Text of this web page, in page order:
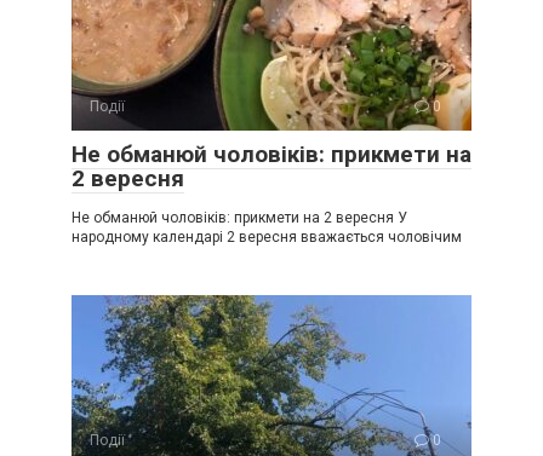
Події 0
Не обманюй чоловіків: прикмети на
2 вересня
Не обманюй чоловіків: прикмети на 2 вересня У
народному календарі 2 вересня вважається чоловічим
Події 0